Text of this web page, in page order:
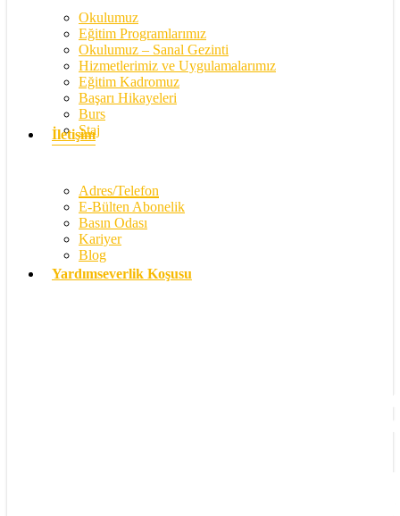
Okulumuz
Eğitim Programlarımız
Okulumuz – Sanal Gezinti
Hizmetlerimiz ve Uygulamalarımız
Eğitim Kadromuz
Başarı Hikayeleri
Burs
Staj
İletişim
Adres/Telefon
E-Bülten Abonelik
Basın Odası
Kariyer
Blog
Yardımseverlik Koşusu